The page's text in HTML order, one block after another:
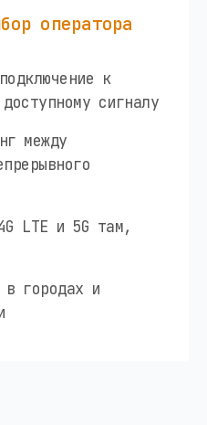
оператора
к
сигналу
между
LTE и 5G там,
в городах и